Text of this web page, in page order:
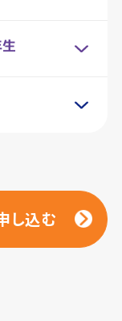
し込む
込む